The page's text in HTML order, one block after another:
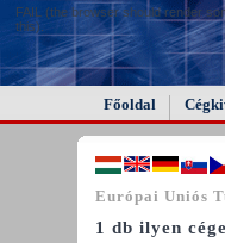
FAIL (the browser should render
this).
Főoldal
Európai Uniós
1 db ilyen